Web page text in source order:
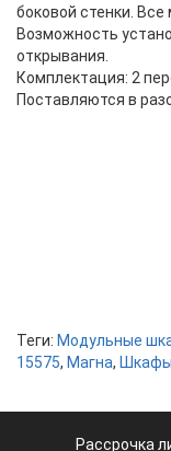
боковой стенки.
Возможность
открывания.
Комплектация: 2
Поставляются в
Теги: Модульные
15575, Магна, Шкафы
Рассрочка